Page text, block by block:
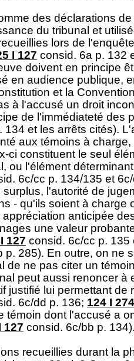
des déclarations
du tribunal et
lors de
I 127 consid. 6a p. 132
doivent en principe
en audience publique,
et la
à l'accusé un droit
de l'immédiateté des
134 et les arrêts cités).
aux témoins à
ci constituent le seul
ou l'élément
6c/cc p. 134/135 et
l'autorité de
- qu'ils soient à charge
anticipée
une valeur
127 consid. 6c/cc p. 135
p. 285). En outre, on ne
de ne pas citer un
peut aussi renoncer à
justifié lui permettant de
6c/dd p. 136; 124 I 274
témoin dont l'accusé a
127 consid. 6c/bb p.
recueillies durant la